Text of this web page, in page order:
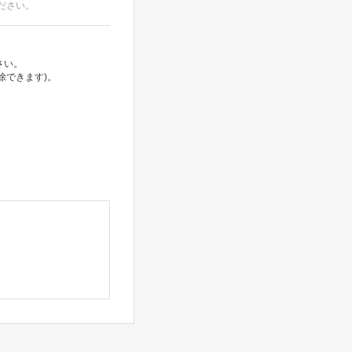
い。
。
きます)。